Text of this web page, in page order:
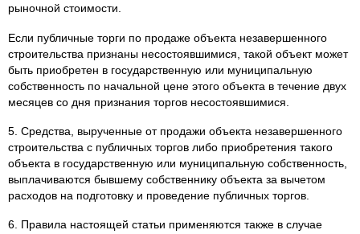
рыночной стоимости.
Если публичные торги по продаже объекта незавершенного
строительства признаны несостоявшимися, такой объект может
быть приобретен в государственную или муниципальную
собственность по начальной цене этого объекта в течение двух
месяцев со дня признания торгов несостоявшимися.
5. Средства, вырученные от продажи объекта незавершенного
строительства с публичных торгов либо приобретения такого
объекта в государственную или муниципальную собственность,
выплачиваются бывшему собственнику объекта за вычетом
расходов на подготовку и проведение публичных торгов.
6. Правила настоящей статьи применяются также в случае